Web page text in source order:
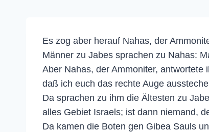
Es zog aber herauf Nahas, der
Männer zu Jabes sprachen zu Nahas:
Aber Nahas, der Ammoniter,
daß ich euch das rechte Auge
Da sprachen zu ihm die Ältesten zu
alles Gebiet Israels; ist dann niemand,
Da kamen die Boten gen Gibea Sauls